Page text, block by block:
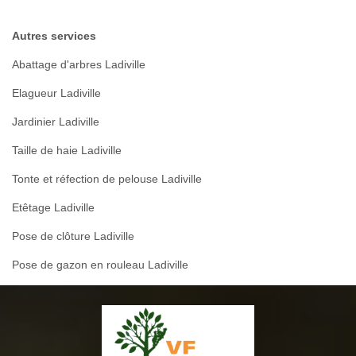
Autres services
Abattage d'arbres Ladiville
Elagueur Ladiville
Jardinier Ladiville
Taille de haie Ladiville
Tonte et réfection de pelouse Ladiville
Etêtage Ladiville
Pose de clôture Ladiville
Pose de gazon en rouleau Ladiville